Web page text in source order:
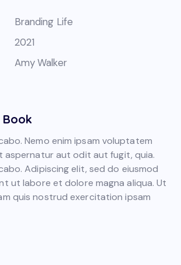
Branding Life
2021
Amy Walker
Nemo enim ipsam voluptatem
aspernatur aut odit aut fugit, quia.
Adipiscing elit, sed do eiusmod
ut labore et dolore magna aliqua. Ut
quis nostrud exercitation ipsam